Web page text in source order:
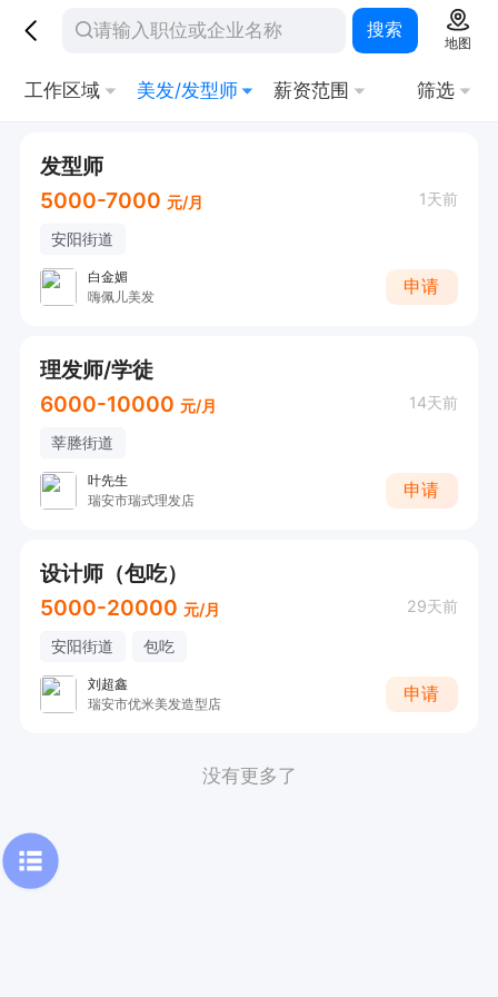
搜索
地图
工作区域 美发/发型师 薪资范围 筛选
发型师
5000-7000 元/月 1天前
安阳街道
白金媚
嗨佩儿美发
申请
理发师/学徒
6000-10000 元/月 14天前
莘塍街道
叶先生
瑞安市瑞式理发店
申请
设计师（包吃）
5000-20000 元/月 29天前
安阳街道 包吃
刘超鑫
瑞安市优米美发造型店
申请
没有更多了